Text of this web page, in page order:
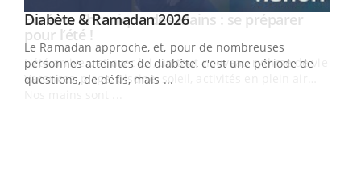
Youtube
Diabète & Ramadan 2026Youtube
Le Ramadan approche, et, pour de nombreuses
personnes atteintes de diabète, c'est une période de
questions, de défis, mais ...